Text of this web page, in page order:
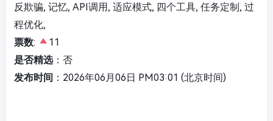
反欺骗, 记忆, API调用, 适应模式, 四个工具, 任务定制, 过
程优化,
票数:
11
是否精选：否
发布时间 ：2026年06月06日 PM03:01 (北京时间)